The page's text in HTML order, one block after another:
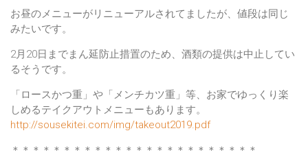
お昼のメニューがリニューアルされてましたが、値段は同じ
みたいです。
2月20日までまん延防止措置のため、酒類の提供は中止してい
るそうです。
「ロースかつ重」や「メンチカツ重」等、お家でゆっくり楽
しめるテイクアウトメニューもあります。
http://sousekitei.com/img/takeout2019.pdf
＊＊＊＊＊＊＊＊＊＊＊＊＊＊＊＊＊＊＊＊＊＊＊＊